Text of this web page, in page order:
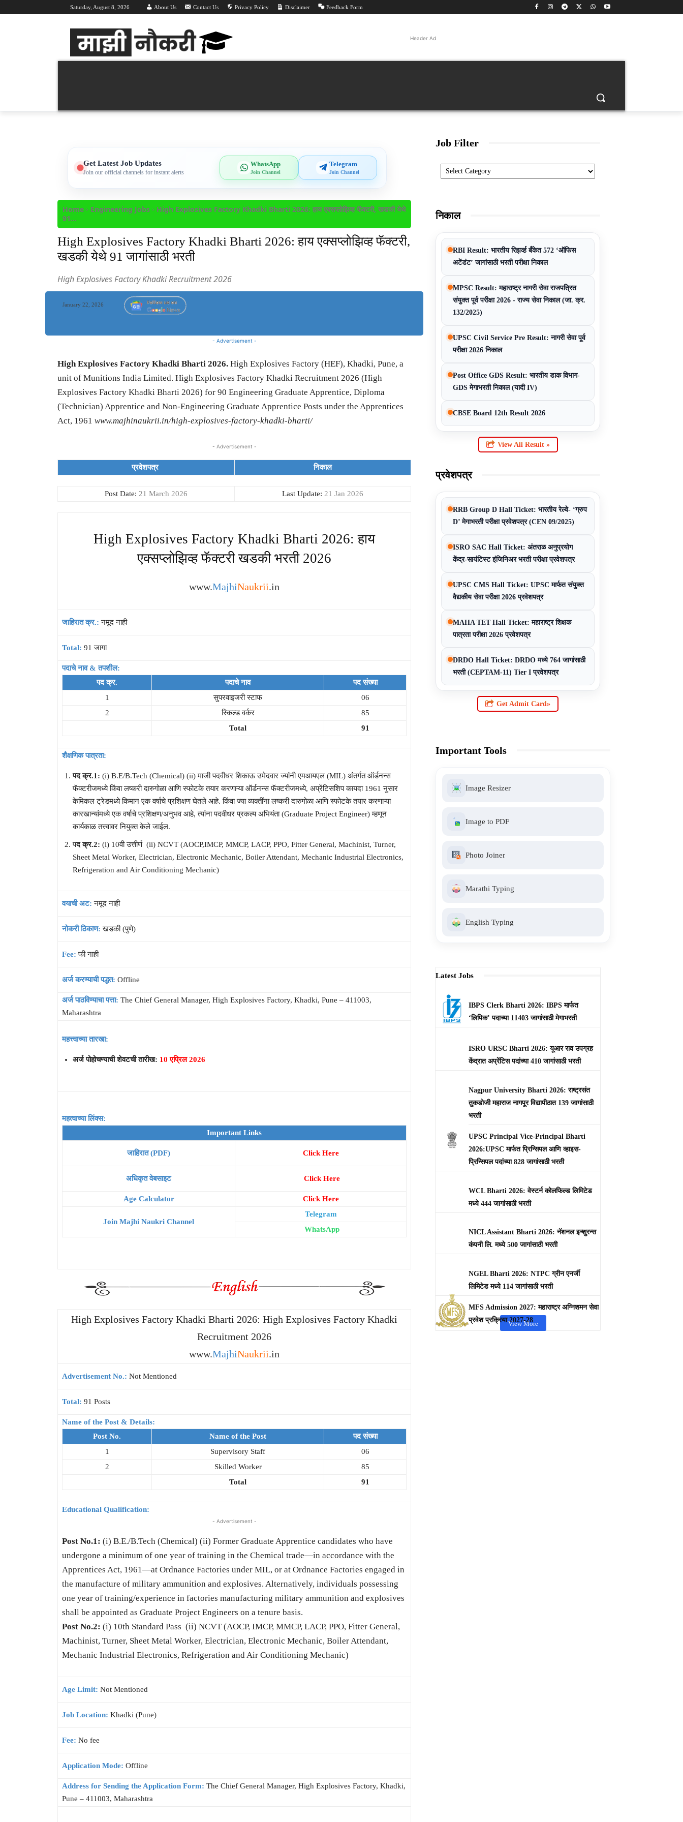
Saturday, August 8, 2026 About Us Contact Us Privacy Policy Disclaimer Feedback Form
Header Ad
Get Latest Job Updates
Join our official channels for instant alerts
WhatsApp
Join Channel
Telegram
Join Channel
Home Engineering Jobs
High Explosives Factory Khadki Bharti 2026: हाय एक्सप्लोझिव्ह फॅक्टरी, खडकी येथे
91...
High Explosives Factory Khadki Bharti 2026: हाय एक्सप्लोझिव्ह फॅक्टरी,
खडकी येथे 91 जागांसाठी भरती
High Explosives Factory Khadki Recruitment 2026
January 22, 2026
- Advertisement -
High Explosives Factory Khadki Bharti 2026. High Explosives Factory (HEF), Khadki, Pune, a
unit of Munitions India Limited. High Explosives Factory Khadki Recruitment 2026 (High
Explosives Factory Khadki Bharti 2026) for 90 Engineering Graduate Apprentice, Diploma
(Technician) Apprentice and Non-Engineering Graduate Apprentice Posts under the Apprentices
Act, 1961 www.majhinaukrii.in/high-explosives-factory-khadki-bharti/
- Advertisement -
प्रवेशपत्र निकाल
Post Date: 21 March 2026 Last Update: 21 Jan 2026
High Explosives Factory Khadki Bharti 2026: हाय
एक्सप्लोझिव्ह फॅक्टरी खडकी भरती 2026
www.MajhiNaukrii.in
जाहिरात क्र.:नमूद नाही
Total: 91 जागा
पदाचे नाव & तपशील:
पद क्र.
पदाचे नाव
पद संख्या
1
सुपरवाइजरी स्टाफ
06
2
स्किल्ड वर्कर
85
Total
91
शैक्षणिक पात्रता:
पद क्र.1: (i) B.E/B.Tech (Chemical) (ii) माजी पदवीधर शिकाऊ उमेदवार ज्यांनी एमआयएल (MIL) अंतर्गत ऑर्डनन्स
फॅक्टरीजमध्ये किंवा लष्करी दारुगोळा आणि स्फोटके तयार करणाऱ्या ऑर्डनन्स फॅक्टरीजमध्ये, अप्रेंटिसशिप कायदा 1961 नुसार
केमिकल ट्रेडमध्ये किमान एक वर्षाचे प्रशिक्षण घेतले आहे. किंवा ज्या व्यक्तींना लष्करी दारुगोळा आणि स्फोटके तयार करणाऱ्या
कारखान्यांमध्ये एक वर्षाचे प्रशिक्षण/अनुभव आहे, त्यांना पदवीधर प्रकल्प अभियंता (Graduate Project Engineer) म्हणून
कार्यकाळ तत्त्वावर नियुक्त केले जाईल.
पद क्र.2: (i) 10वी उत्तीर्ण (ii) NCVT (AOCP,IMCP, MMCP, LACP, PPO, Fitter General, Machinist, Turner,
Sheet Metal Worker, Electrician, Electronic Mechanic, Boiler Attendant, Mechanic Industrial Electronics,
Refrigeration and Air Conditioning Mechanic)
वयाची अट: नमूद नाही
नोकरी ठिकाण:खडकी (पुणे)
Fee:फी नाही
अर्ज करण्याची पद्धत: Offline
अर्ज पाठविण्याचा पत्ता: The Chief General Manager, High Explosives Factory, Khadki, Pune – 411003,
Maharashtra
महत्त्वाच्या तारखा:
अर्ज पोहोचण्याची शेवटची तारीख: 10 एप्रिल 2026
महत्वाच्या लिंक्स:
Important Links
जाहिरात (PDF) Click Here
अधिकृत वेबसाइट Click Here
Age Calculator Click Here
Join Majhi Naukri Channel
Telegram
WhatsApp
High Explosives Factory Khadki Bharti 2026: High Explosives Factory Khadki
Recruitment 2026
www.MajhiNaukrii.in
Advertisement No.: Not Mentioned
Total: 91 Posts
Name of the Post & Details:
Post No.
Name of the Post
पद संख्या
1
Supervisory Staff
06
2
Skilled Worker
85
Total
91
Educational Qualification:
- Advertisement -
Post No.1: (i) B.E./B.Tech (Chemical) (ii) Former Graduate Apprentice candidates who have
undergone a minimum of one year of training in the Chemical trade—in accordance with the
Apprentices Act, 1961—at Ordnance Factories under MIL, or at Ordnance Factories engaged in
the manufacture of military ammunition and explosives. Alternatively, individuals possessing
one year of training/experience in factories manufacturing military ammunition and explosives
shall be appointed as Graduate Project Engineers on a tenure basis.
Post No.2: (i) 10th Standard Pass (ii) NCVT (AOCP, IMCP, MMCP, LACP, PPO, Fitter General,
Machinist, Turner, Sheet Metal Worker, Electrician, Electronic Mechanic, Boiler Attendant,
Mechanic Industrial Electronics, Refrigeration and Air Conditioning Mechanic)
Age Limit: Not Mentioned
Job Location: Khadki (Pune)
Fee: No fee
Application Mode: Offline
Address for Sending the Application Form: The Chief General Manager, High Explosives Factory, Khadki,
Pune – 411003, Maharashtra
Job Filter
निकाल
RBI Result: भारतीय रिझर्व्ह बँकेत 572 ‘ऑफिस
अटेंडंट’ जागांसाठी भरती परीक्षा निकाल
MPSC Result: महाराष्ट्र नागरी सेवा राजपत्रित
संयुक्त पूर्व परीक्षा 2026 - राज्य सेवा निकाल (जा. क्र.
132/2025)
UPSC Civil Service Pre Result: नागरी सेवा पूर्व
परीक्षा 2026 निकाल
Post Office GDS Result: भारतीय डाक विभाग-
GDS मेगाभरती निकाल (यादी IV)
CBSE Board 12th Result 2026
View All Result »
प्रवेशपत्र
RRB Group D Hall Ticket: भारतीय रेल्वे- ‘ग्रुप
D’ मेगाभरती परीक्षा प्रवेशपत्र (CEN 09/2025)
ISRO SAC Hall Ticket: अंतराळ अनुप्रयोग
केंद्र-सायंटिस्ट इंजिनिअर भरती परीक्षा प्रवेशपत्र
UPSC CMS Hall Ticket: UPSC मार्फत संयुक्त
वैद्यकीय सेवा परीक्षा 2026 प्रवेशपत्र
MAHA TET Hall Ticket: महाराष्ट्र शिक्षक
पात्रता परीक्षा 2026 प्रवेशपत्र
DRDO Hall Ticket: DRDO मध्ये 764 जागांसाठी
भरती (CEPTAM-11) Tier I प्रवेशपत्र
Get Admit Card»
Important Tools
Image Resizer
Image to PDF
Photo Joiner
Marathi Typing
English Typing
Latest Jobs
IBPS Clerk Bharti 2026: IBPS मार्फत
‘लिपिक’ पदाच्या 11403 जागांसाठी मेगाभरती
ISRO URSC Bharti 2026: यूआर राव उपग्रह
केंद्रात अप्रेंटिस पदांच्या 410 जागांसाठी भरती
Nagpur University Bharti 2026: राष्ट्रसंत
तुकडोजी महाराज नागपूर विद्यापीठात 139 जागांसाठी
भरती
UPSC Principal Vice-Principal Bharti
2026:UPSC मार्फत प्रिन्सिपल आणि व्हाइस-
प्रिन्सिपल पदांच्या 828 जागांसाठी भरती
WCL Bharti 2026: वेस्टर्न कोलफिल्ड लिमिटेड
मध्ये 444 जागांसाठी भरती
NICL Assistant Bharti 2026: नॅशनल इन्शुरन्स
कंपनी लि. मध्ये 500 जागांसाठी भरती
NGEL Bharti 2026: NTPC ग्रीन एनर्जी
लिमिटेड मध्ये 114 जागांसाठी भरती
MFS Admission 2027: महाराष्ट्र अग्निशमन सेवा
प्रवेश प्रक्रिया 2027-28
View More